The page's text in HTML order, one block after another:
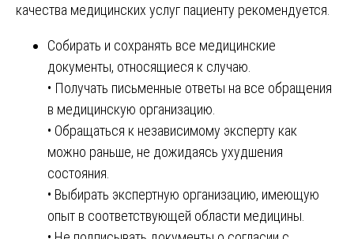
качества медицинских услуг пациенту рекомендуется.
Собирать и сохранять все медицинские
документы, относящиеся к случаю.
• Получать письменные ответы на все обращения
в медицинскую организацию.
• Обращаться к независимому эксперту как
можно раньше, не дожидаясь ухудшения
состояния.
• Выбирать экспертную организацию, имеющую
опыт в соответствующей области медицины.